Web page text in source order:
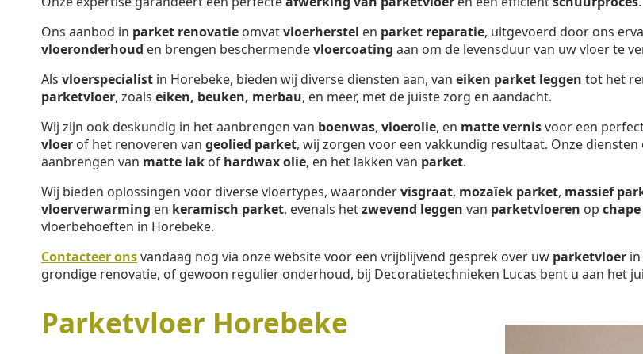
Ons aanbod in parket renovatie omvatvloerherstel en parket reparatie, uitgevoerd door ons
vloeronderhoud en brengen beschermendevloercoating aan om de levensduur van uw vloer te
Als vloerspecialist in Horebeke, bieden wij diverse diensten aan, van eiken parket leggen tot het
parketvloer, zoals eiken, beuken, merbau, en meer, met de juiste zorg en aandacht.
Wij zijn ook deskundig in het aanbrengen van boenwas, vloerolie, en matte vernisvoor een
vloer of het renoveren van geolied parket, wij zorgen voor een vakkundig resultaat. Onze
aanbrengen van matte lak of hardwax olie, en het lakken van parket.
Wij bieden oplossingen voor diverse vloertypes, waarondervisgraat, mozaïek parket, massief
vloerverwarming en keramisch parket, evenals hetzwevend leggen van parketvloeren op chape
vloerbehoeften in Horebeke.
Contacteer onsvandaag nog via onze website voor een vrijblijvend gesprek over uw parketvloer
grondige renovatie, of gewoon regulier onderhoud, bij Decoratietechnieken Lucas bent u aan het
Parketvloer Horebeke